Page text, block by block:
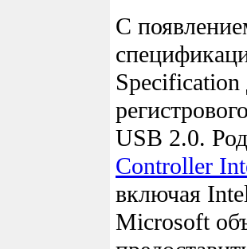
С
Specification
USB 2.0.
Controller
включая
Microsoft